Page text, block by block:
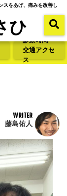
スをあげ、痛みを改善し
ひ
診療時間・
交通アクセ
ス
WRITER
藤島佑人